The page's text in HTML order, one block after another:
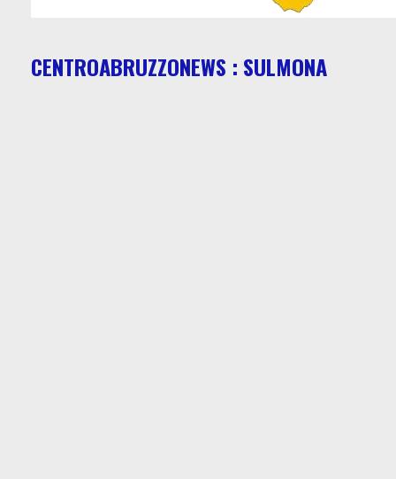
CENTROABRUZZONEWS : SULMONA